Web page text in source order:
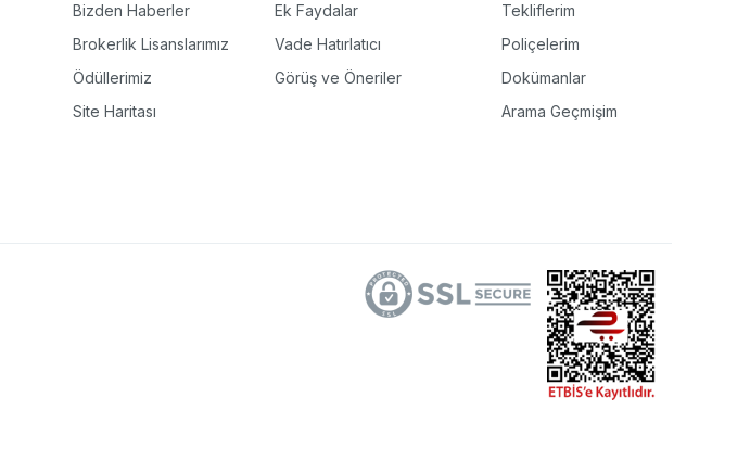
Bizden Haberler
Brokerlik Lisanslarımız
Ödüllerimiz
Site Haritası
Ek Faydalar
Vade Hatırlatıcı
Görüş ve Öneriler
Tekliflerim
Poliçelerim
Dokümanlar
Arama Geçmişim